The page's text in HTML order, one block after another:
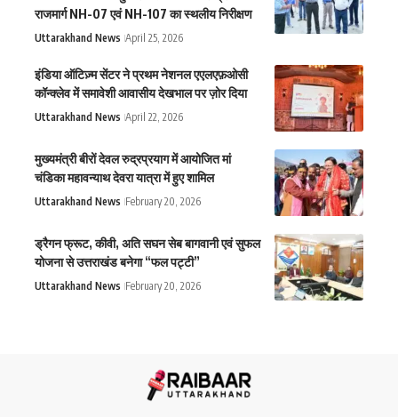
राजमार्ग NH-07 एवं NH-107 का स्थलीय निरीक्षण
Uttarakhand News April 25, 2026
इंडिया ऑटिज़्म सेंटर ने प्रथम नेशनल एएलएफ़ओसी
कॉन्क्लेव में समावेशी आवासीय देखभाल पर ज़ोर दिया
Uttarakhand News April 22, 2026
मुख्यमंत्री बीरों देवल रुद्रप्रयाग में आयोजित मां
चंडिका महावन्याथ देवरा यात्रा में हुए शामिल
Uttarakhand News February 20, 2026
ड्रैगन फ्रूट, कीवी, अति सघन सेब बागवानी एवं सुफल
योजना से उत्तराखंड बनेगा “फल पट्टी”
Uttarakhand News February 20, 2026